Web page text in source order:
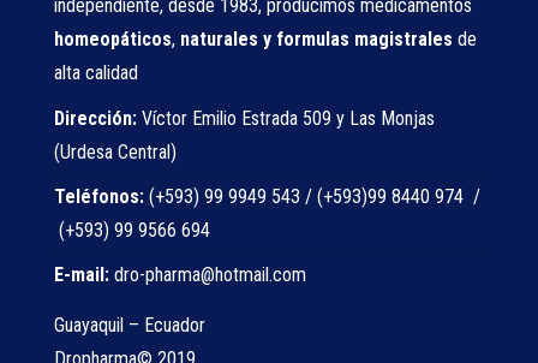
independiente, desde 1983, producimos medicamentos
homeopáticos, naturales y formulas magistrales de
alta calidad
Dirección: Víctor Emilio Estrada 509 y Las Monjas
(Urdesa Central)
Teléfonos: (+593) 99 9949 543 / (+593)99 8440 974 /
(+593) 99 9566 694
E-mail: dro-pharma@hotmail.com
Guayaquil – Ecuador